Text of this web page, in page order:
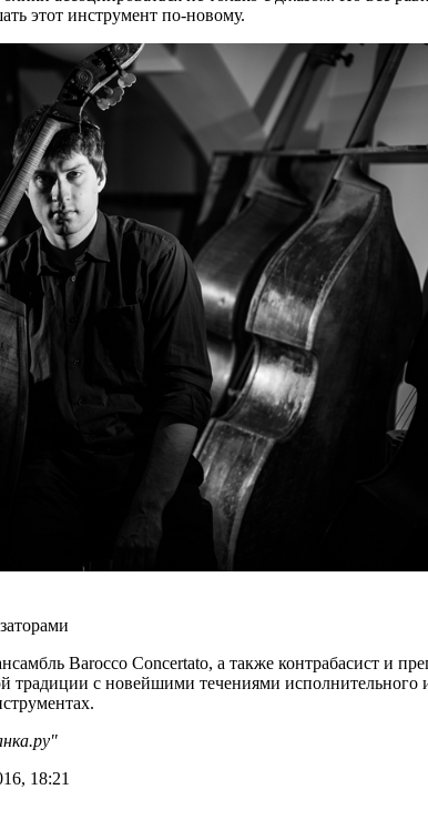
этот инструмент по-новому.
Barocco Concertato, а также контрабасист и
традиции с новейшими течениями исполнительного
18:21